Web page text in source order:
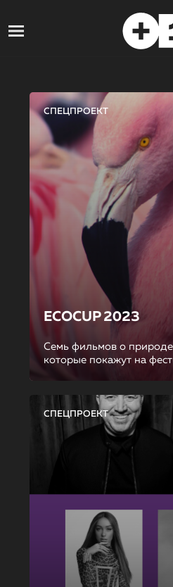
СПЕЦПРОЕКТ
ECOCUP 2023
Семь фильмов о природе
которые покажут на
СПЕЦПРОЕКТ